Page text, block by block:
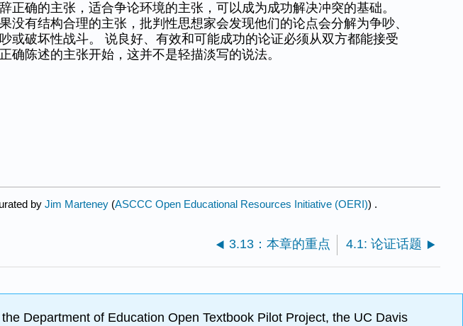
正确的主张，适合争论环境的主张，可以成为成功解决冲突的基础。
没有结构合理的主张，批判性思想家会发现他们的论点会分解为争吵、
或破坏性战斗。 说良好、有效和可能成功的论证必须从双方都能接受
确陈述的主张开始，这并不是轻描淡写的说法。
by Jim Marteney (ASCCC Open Educational Resources Initiative (OERI)) .
3.13：本章的重点 4.1: 论证话题
Department of Education Open Textbook Pilot Project, the UC Davis